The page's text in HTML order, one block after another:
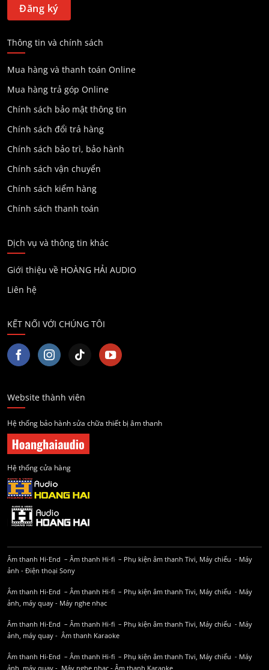
Thông tin và chính sách
Mua hàng và thanh toán Online
Mua hàng trả góp Online
Chính sách bảo mật thông tin
Chính sách đổi trả hàng
Chính sách bảo trì, bảo hành
Chính sách vận chuyển
Chính sách kiểm hàng
Chính sách thanh toán
Dịch vụ và thông tin khác
Giới thiệu về HOÀNG HẢI AUDIO
Liên hệ
KẾT NỐI VỚI CHÚNG TÔI
Website thành viên
Hệ thống bảo hành sửa chữa thiết bị âm thanh
Hệ thống cửa hàng
Âm thanh Hi-End – Âm thanh Hi-fi – Phụ kiện âm thanh Tivi, Máy chiếu - Máy
ảnh - Điện thoại Sony
Âm thanh Hi-End – Âm thanh Hi-fi – Phụ kiện âm thanh Tivi, Máy chiếu - Máy
ảnh, máy quay - Máy nghe nhạc
Âm thanh Hi-End – Âm thanh Hi-fi – Phụ kiện âm thanh Tivi, Máy chiếu - Máy
ảnh, máy quay - Âm thanh Karaoke
Âm thanh Hi-End – Âm thanh Hi-fi – Phụ kiện âm thanh Tivi, Máy chiếu - Máy
ảnh, máy quay - Máy nghe nhạc - Âm thanh Karaoke